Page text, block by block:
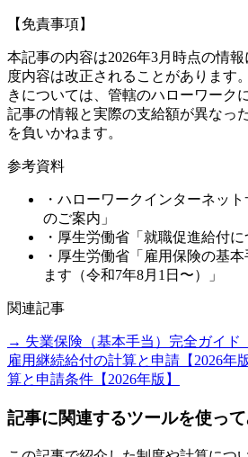
【免責事項】
本記事の内容は2026年3月時点の情
度内容は改正されることがあります
きについては、管轄のハローワーク
記事の情報と実際の支給額が異なっ
を負いかねます。
参考資料
・ハローワークインターネッ
のご案内」
・厚生労働省「就職促進給付に
・厚生労働省「雇用保険の基
ます（令和7年8月1日〜）」
関連記事
→ 失業保険（基本手当）完全ガイド
雇用継続給付の計算と申請【2026年版
算と申請条件【2026年版】
記事に関連するツールを使っ